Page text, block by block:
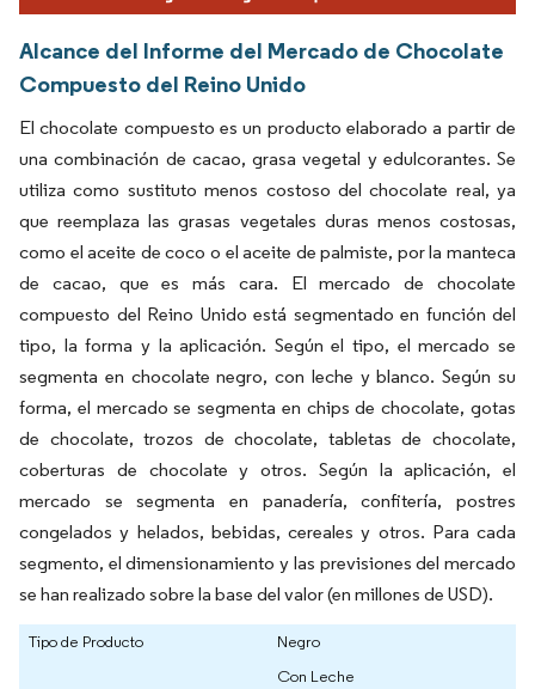
Alcance del Informe del Mercado de Chocolate
Compuesto del Reino Unido
El chocolate compuesto es un producto elaborado a partir de
una combinación de cacao, grasa vegetal y edulcorantes. Se
utiliza como sustituto menos costoso del chocolate real, ya
que reemplaza las grasas vegetales duras menos costosas,
como el aceite de coco o el aceite de palmiste, por la manteca
de cacao, que es más cara. El mercado de chocolate
compuesto del Reino Unido está segmentado en función del
tipo, la forma y la aplicación. Según el tipo, el mercado se
segmenta en chocolate negro, con leche y blanco. Según su
forma, el mercado se segmenta en chips de chocolate, gotas
de chocolate, trozos de chocolate, tabletas de chocolate,
coberturas de chocolate y otros. Según la aplicación, el
mercado se segmenta en panadería, confitería, postres
congelados y helados, bebidas, cereales y otros. Para cada
segmento, el dimensionamiento y las previsiones del mercado
se han realizado sobre la base del valor (en millones de USD).
Tipo de Producto
Negro
Con Leche